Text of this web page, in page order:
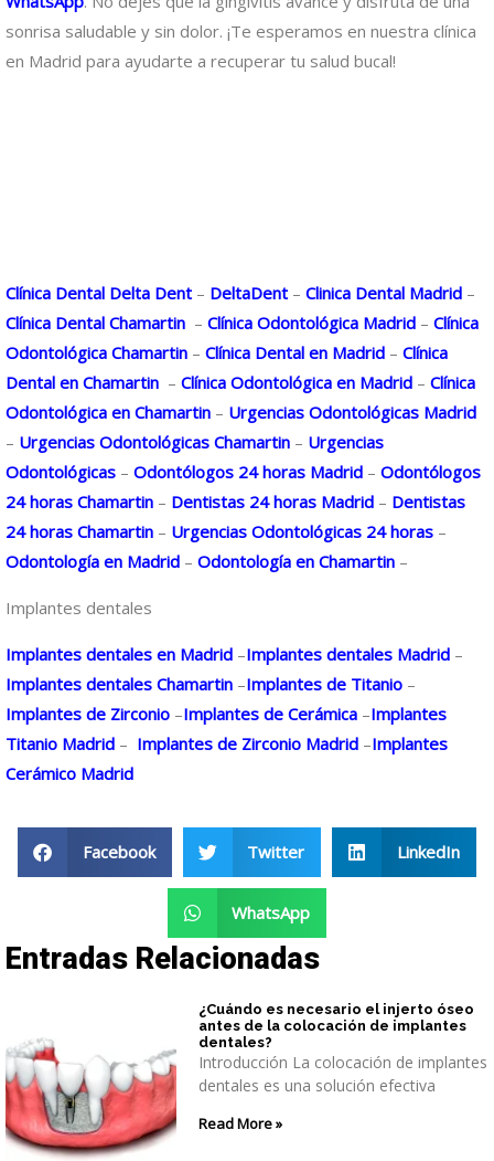
sonrisa saludable y sin dolor. ¡Te esperamos en nuestra clínica
en Madrid para ayudarte a recuperar tu salud bucal!
Clínica Dental Delta Dent – DeltaDent – Clinica Dental Madrid –
Clínica Dental Chamartin – Clínica Odontológica Madrid – Clínica
Odontológica Chamartin – Clínica Dental en Madrid – Clínica
Dental en Chamartin – Clínica Odontológica en Madrid – Clínica
Odontológica en Chamartin – Urgencias Odontológicas Madrid
– Urgencias Odontológicas Chamartin – Urgencias
Odontológicas – Odontólogos 24 horas Madrid – Odontólogos
24 horas Chamartin – Dentistas 24 horas Madrid – Dentistas
24 horas Chamartin – Urgencias Odontológicas 24 horas –
Odontología en Madrid – Odontología en Chamartin –
Implantes dentales
Implantes dentales en Madrid –Implantes dentales Madrid –
Implantes dentales Chamartin –Implantes de Titanio –
Implantes de Zirconio –Implantes de Cerámica –Implantes
Titanio Madrid – Implantes de Zirconio Madrid –Implantes
Cerámico Madrid
Facebook Twitter LinkedIn
WhatsApp
Entradas Relacionadas
¿Cuándo es necesario el injerto óseo
antes de la colocación de implantes
dentales?
Introducción La colocación de implantes
dentales es una solución efectiva
Read More »